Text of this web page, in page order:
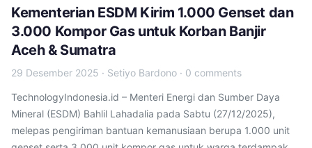
Kementerian ESDM Kirim 1.000 Genset dan
3.000 Kompor Gas untuk Korban Banjir
Aceh & Sumatra
29 Desember 2025 · Setiyo Bardono · 0 comments
TechnologyIndonesia.id – Menteri Energi dan Sumber Daya
Mineral (ESDM) Bahlil Lahadalia pada Sabtu (27/12/2025),
melepas pengiriman bantuan kemanusiaan berupa 1.000 unit